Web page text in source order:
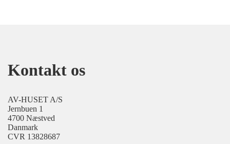
Kontakt os
AV-HUSET A/S
Jernbuen 1
4700 Næstved
Danmark
CVR 13828687